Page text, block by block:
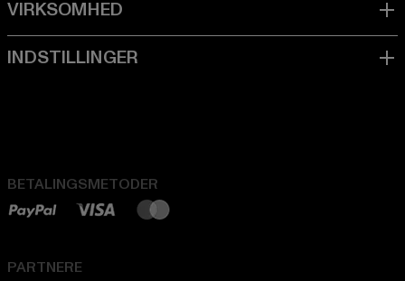
BETALINGSMETODER
PARTNERE